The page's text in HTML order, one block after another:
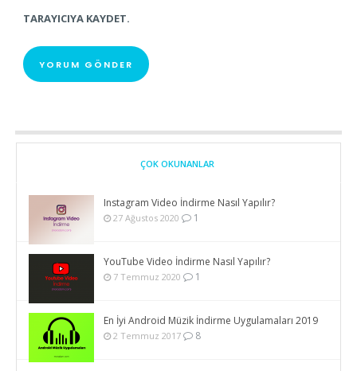
TARAYICIYA KAYDET.
ÇOK OKUNANLAR
Instagram Video İndirme Nasıl Yapılır?
27 Ağustos 2020 1
YouTube Video İndirme Nasıl Yapılır?
7 Temmuz 2020 1
En İyi Android Müzik İndirme Uygulamaları 2019
2 Temmuz 2017 8